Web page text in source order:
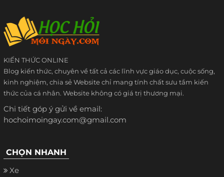
KIẾN THỨC ONLINE
Blog kiến thức, chuyên về tất cả các lĩnh vực giáo dục, cuộc sống,
kinh nghiệm, chia sẻ Website chỉ mang tính chất sưu tầm kiến
thức của cá nhân. Website không có giá trị thương mại.
Chi tiết góp ý gửi về email:
hochoimoingay.com@gmail.com
CHỌN NHANH
Xe